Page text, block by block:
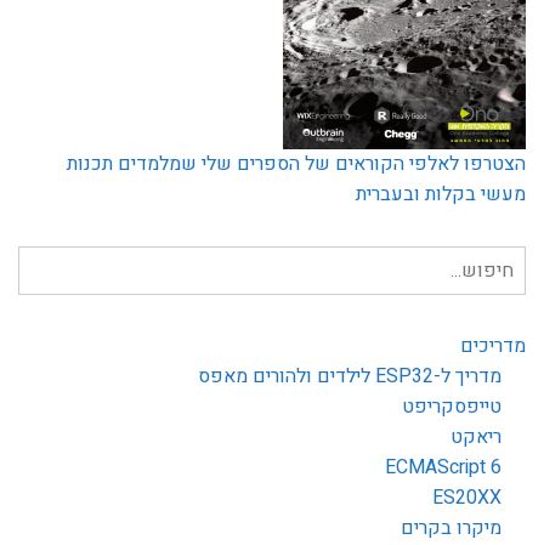
הצטרפו לאלפי הקוראים של הספרים שלי שמלמדים תכנות
מעשי בקלות ובעברית
חיפוש
עבור:
מדריכים
מדריך ל-ESP32 לילדים ולהורים מאפס
טייפסקריפט
ריאקט
ECMAScript 6
ES20XX
מיקרו בקרים